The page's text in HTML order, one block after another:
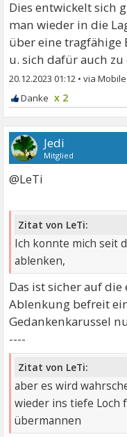
Dies entwickelt sich
man wieder in die
über eine tragfähige
u. sich dafür auch
20.12.2023 01:12 •
x 2
Jedi
Mitglied
@LeTi
Zitat von LeTi:
Ich konnte mich seit
ablenken,
Das ist sicher auf
Ablenkung befreit
Gedankenkarussel
----
Zitat von LeTi:
aber es wird
wieder ins tiefe Loch
übermannen